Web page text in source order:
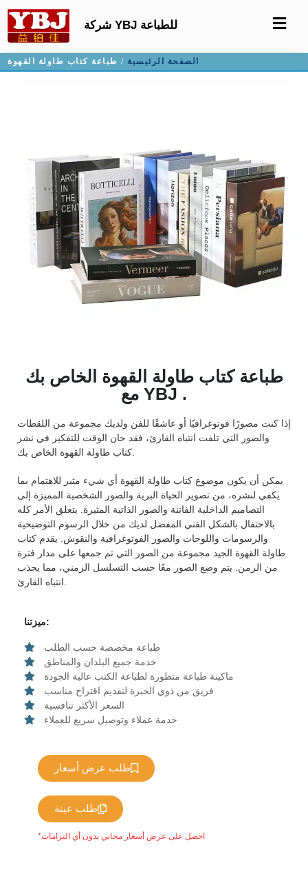
شركة YBJ للطباعة
الصفحة الرئيسية / طباعة كتاب طاولة القهوة
طباعة كتاب طاولة القهوة الخاص بك
مع YBJ .
إذا كنت مصورًا فوتوغرافيًا أو عاشقًا للفن ولديك مجموعة من اللقطات
والصور التي تلفت انتباه القارئ، فقد حان الوقت للتفكير في نشر
يمكن أن يكون موضوع كتاب طاولة القهوة أي شيء مثير للاهتمام بما
يكفي لنشره، من تصوير الحياة البرية والصور الشخصية المميزة إلى
التصاميم الداخلية الفاتنة والصور الذاتية المثيرة. يتعلق الأمر كله
بالاحتفال بالشكل الفني المفضل لديك من خلال الرسوم التوضيحية
والرسومات واللوحات والصور الفوتوغرافية والنقوش. يقدم كتاب
طاولة القهوة الجيد مجموعة من الصور التي تم جمعها على مدار فترة
من الزمن. يتم وضع الصور معًا حسب التسلسل الزمني، مما يجذب
ميزتنا:
طباعة مخصصة حسب الطلب
خدمة جميع البلدان والمناطق
ماكينة طباعة متطورة لطباعة الكتب عالية الجودة
فريق من ذوي الخبرة لتقديم اقتراح مناسب
السعر الأكثر تنافسية
خدمة عملاء وتوصيل سريع للعملاء
طلب عرض أسعار
طلب عينة
*احصل على عرض أسعار مجاني بدون أي التزامات